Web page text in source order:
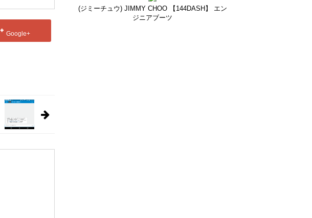
Google+
(ジミーチュウ) JIMMY CHOO 【144DASH】 エン
ジニアブーツ